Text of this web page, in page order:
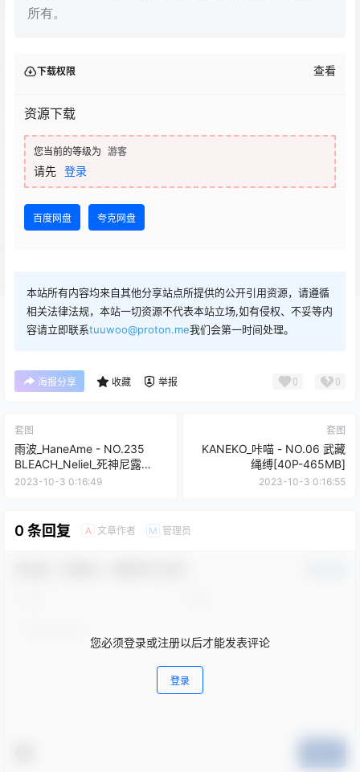
所有。
下载权限 查看
资源下载
您当前的等级为 游客
请先 登录
百度网盘 夸克网盘
本站所有内容均来自其他分享站点所提供的公开引用资源，请遵循
相关法律法规，本站一切资源不代表本站立场,如有侵权、不妥等内
容请立即联系tuuwoo@proton.me我们会第一时间处理。
海报分享 收藏 举报 0 0
套图
雨波_HaneAme - NO.235
BLEACH_Neliel_死神尼露
[34P-216MB]
2023-10-3 0:16:49
套图
KANEKO_咔喵 - NO.06 武藏
绳缚[40P-465MB]
2023-10-3 0:16:55
0 条回复 A 文章作者 M 管理员
您必须登录或注册以后才能发表评论
登录